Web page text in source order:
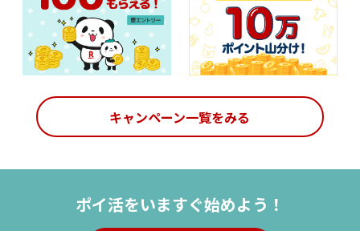
キャンペーン一覧をみる
ポイ活をいますぐ始めよう！